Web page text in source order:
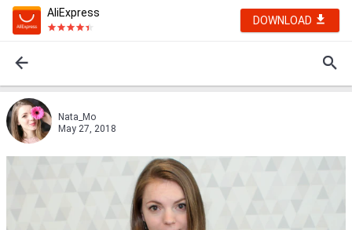
AliExpress
DOWNLOAD
Nata_Mo
May 27, 2018